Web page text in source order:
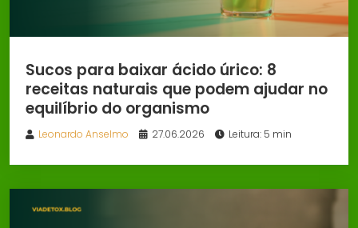
Sucos para baixar ácido úrico: 8
receitas naturais que podem ajudar no
equilíbrio do organismo
Leonardo Anselmo 27.06.2026 Leitura: 5 min